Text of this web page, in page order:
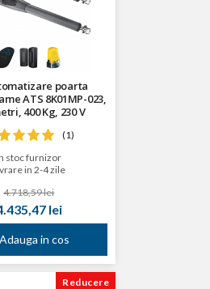
poarta
ATS 8K01MP-023,
400 Kg, 230 V
(1)
stoc furnizor
in 2-4 zile
4.718,59 lei
lei
Adauga in cos
Reducere